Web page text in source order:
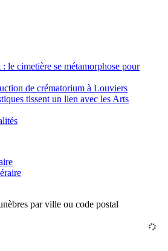
le cimetière se métamorphose pour
de crématorium à Louviers
tissent un lien avec les Arts
par ville ou code postal